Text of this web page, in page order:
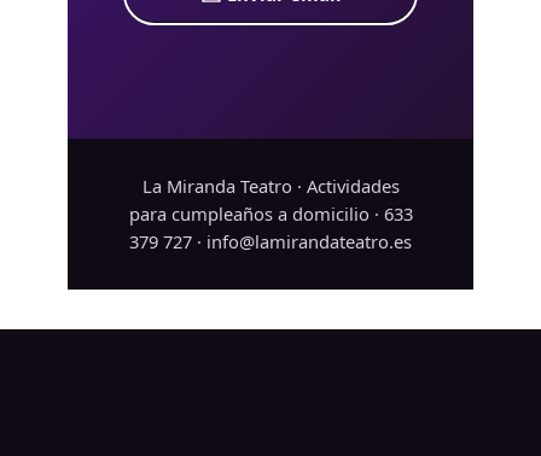
La Miranda Teatro · Actividades
para cumpleaños a domicilio · 633
379 727 · info@lamirandateatro.es